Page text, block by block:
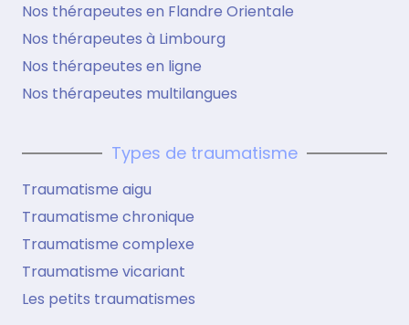
Nos thérapeutes en Flandre Orientale
Nos thérapeutes à Limbourg
Nos thérapeutes en ligne
Nos thérapeutes multilangues
Types de traumatisme
Traumatisme aigu
Traumatisme chronique
Traumatisme complexe
Traumatisme vicariant
Les petits traumatismes